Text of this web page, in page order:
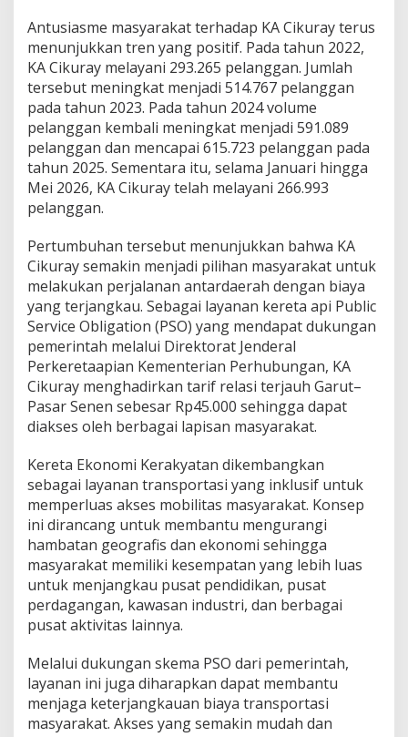
Antusiasme masyarakat terhadap KA Cikuray terus
menunjukkan tren yang positif. Pada tahun 2022,
KA Cikuray melayani 293.265 pelanggan. Jumlah
tersebut meningkat menjadi 514.767 pelanggan
pada tahun 2023. Pada tahun 2024 volume
pelanggan kembali meningkat menjadi 591.089
pelanggan dan mencapai 615.723 pelanggan pada
tahun 2025. Sementara itu, selama Januari hingga
Mei 2026, KA Cikuray telah melayani 266.993
pelanggan.
Pertumbuhan tersebut menunjukkan bahwa KA
Cikuray semakin menjadi pilihan masyarakat untuk
melakukan perjalanan antardaerah dengan biaya
yang terjangkau. Sebagai layanan kereta api Public
Service Obligation (PSO) yang mendapat dukungan
pemerintah melalui Direktorat Jenderal
Perkeretaapian Kementerian Perhubungan, KA
Cikuray menghadirkan tarif relasi terjauh Garut–
Pasar Senen sebesar Rp45.000 sehingga dapat
diakses oleh berbagai lapisan masyarakat.
Kereta Ekonomi Kerakyatan dikembangkan
sebagai layanan transportasi yang inklusif untuk
memperluas akses mobilitas masyarakat. Konsep
ini dirancang untuk membantu mengurangi
hambatan geografis dan ekonomi sehingga
masyarakat memiliki kesempatan yang lebih luas
untuk menjangkau pusat pendidikan, pusat
perdagangan, kawasan industri, dan berbagai
pusat aktivitas lainnya.
Melalui dukungan skema PSO dari pemerintah,
layanan ini juga diharapkan dapat membantu
menjaga keterjangkauan biaya transportasi
masyarakat. Akses yang semakin mudah dan